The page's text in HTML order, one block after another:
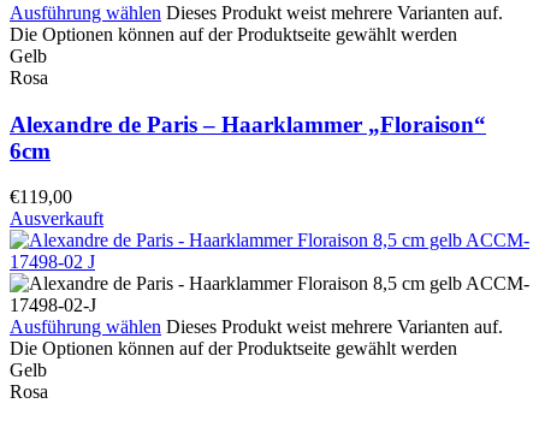
Ausführung wählen Dieses Produkt weist mehrere Varianten auf.
Die Optionen können auf der Produktseite gewählt werden
Gelb
Rosa
Alexandre de Paris – Haarklammer „Floraison“
6cm
€119,00
Ausverkauft
Ausführung wählen Dieses Produkt weist mehrere Varianten auf.
Die Optionen können auf der Produktseite gewählt werden
Gelb
Rosa